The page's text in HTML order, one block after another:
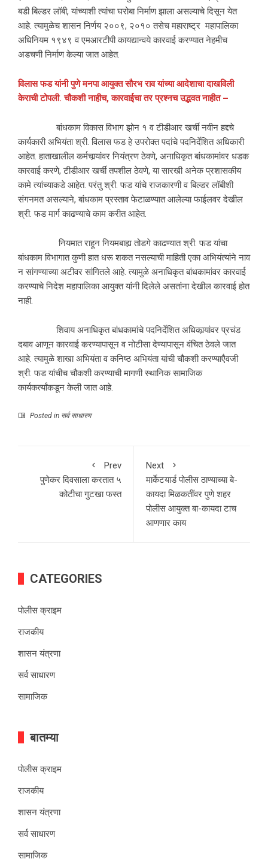
बडी बिल्डर लॉबी, यांच्याशी त्यांचा घरोबा निर्माण झाला असल्याचे दिसून येत
आहे. त्यामुळेच शासन निर्णय २००९, २०१० तसेच महाराष्ट्र महापालिका
अधिनियम १९४९ व एमआरटीपी कायद्यान्वये कारवाई करण्यात नेहमीच
अडचणी निर्माण केल्या जात आहेत.
विलास फड यांनी पुणे मनपा आयुक्त सौरभ राव यांच्या आदेशाचा दाखविली
केराची टोपली. चौकशी नाहीच, कारवाईचा तर प्रश्‍नच उद्भवत नाहीत –
बांधकाम विकास विभाग झोन १ व टीडीआर खर्ची नवीन हद्दचे
कार्यकारी अभियंता श्री. विलास फड हे उपरोक्त पदांचे पदनिर्देशित अधिकारी
आहेत. हाताखालील कर्मचार्‍यांवर नियंत्रण ठेवणे, अनाधिकृत बांधकामांवर धडक
कारवाई करणे, टीडीआर खर्ची तपशील ठेवणे, या सारखी अनेक प्रशासकीय
कामे त्यांच्याकडे आहेत. परंतु श्री. फड यांचे राजकारणी व बिल्डर लॉबीशी
संगनमत असल्याने, बांधकाम प्रस्ताव फेटाळण्यात आलेल्या फाईलवर देखील
श्री. फड मार्ग काढण्याचे काम करीत आहेत.
नियमात राहून नियमबाह्य तोडगे काढण्यात श्री. फड यांचा
बांधकाम विभागात कुणी हात धरू शकत नसल्याची माहिती एका अभियंत्यांने नाव
न सांगण्याच्या अटीवर सांगितले आहे. त्यामुळे अनाधिकृत बांधकामांवर कारवाई
करण्याचे निदेश महापालिका आयुक्त यांनी दिलेले असतांना देखील कारवाई होत
नाही.
शिवाय अनाधिकृत बांधकामांचे पदनिर्देशित अधिकार्‍यांवर प्रचंड
दबाव आणून कारवाई करण्यापासून व नोटीसा देण्यापासून वंचित ठेवले जात
आहे. त्यामुळे शाखा अभियंता व कनिष्ठ अभियंता यांची चौकशी करण्याएैवजी
श्री. फड यांचीच चौकशी करण्याची मागणी स्थानिक सामाजिक
कार्यकर्त्यांकडून केली जात आहे.
Posted in सर्व साधारण
Prev
पुणेकर दिवसाला करतात ५
कोटीचा गुटखा फस्त
Next
मार्केटयार्ड पोलीस ठाण्याच्या बे-
कायदा मिळकतींवर पुणे शहर
पोलीस आयुक्त बा-कायदा टाच
आणणार काय
CATEGORIES
पोलीस क्राइम
राजकीय
शासन यंत्रणा
सर्व साधारण
सामाजिक
बातम्या
पोलीस क्राइम
राजकीय
शासन यंत्रणा
सर्व साधारण
सामाजिक